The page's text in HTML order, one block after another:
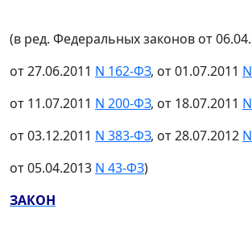
(в ред. Федеральных законов от
от 27.06.2011 N 162-ФЗ, от 01.07.2011
от 11.07.2011 N 200-ФЗ, от 18.07.2011
от 03.12.2011 N 383-ФЗ, от 28.07.2012
от 05.04.2013 N 43-ФЗ)
ЗАКОН